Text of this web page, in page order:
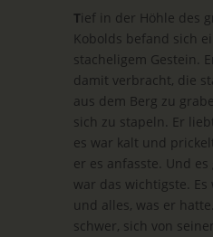
Tief in der Höhle des
Kobolds befand sich
stacheligem Gestein.
damit verbracht, die
aus dem Berg zu
sich zu stapeln. Er
es war kalt und
er es anfasste. Und
war das wichtigste. Es
und alles, was er
schwer, sich von